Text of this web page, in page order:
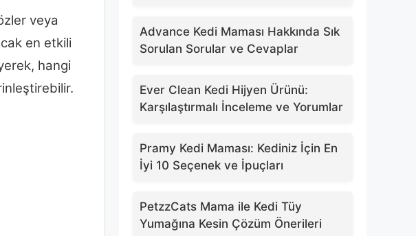
veya
en etkili
hangi
Advance Kedi Maması Hakkında Sık
Sorulan Sorular ve Cevaplar
Ever Clean Kedi Hijyen Ürünü:
Karşılaştırmalı İnceleme ve Yorumlar
Pramy Kedi Maması: Kediniz İçin En
İyi 10 Seçenek ve İpuçları
PetzzCats Mama ile Kedi Tüy
Yumağına Kesin Çözüm Önerileri